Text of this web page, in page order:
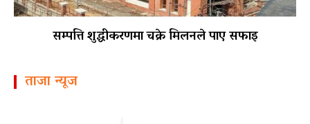
सम्पत्ति शुद्धीकरणमा चक्रे मिलनले पाए सफाइ
ताजा न्यूज